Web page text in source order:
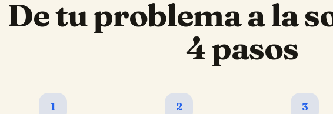
De tu problema a la
4 pasos
1 2 3